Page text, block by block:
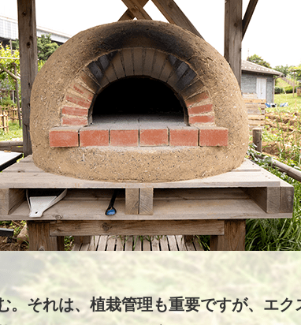
。それは、植栽管理も重要ですが、エ